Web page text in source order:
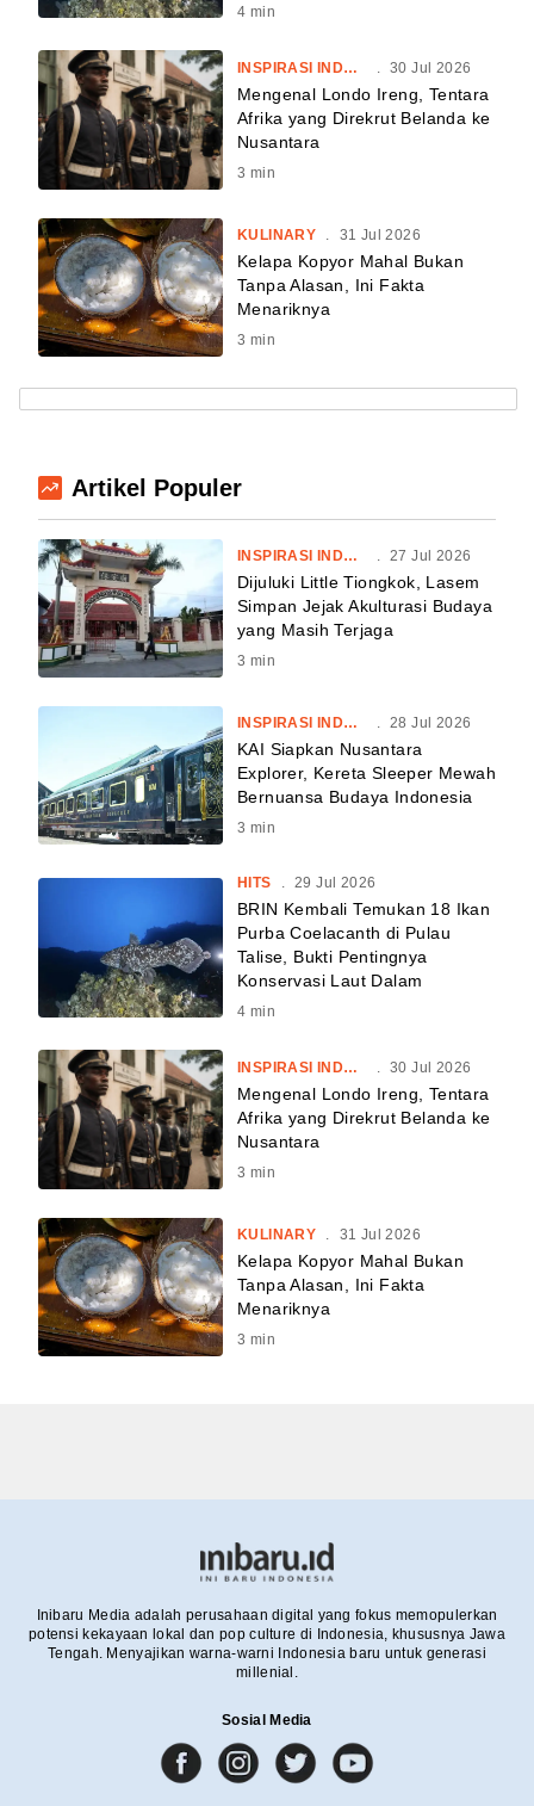
4 min
INSPIRASI INDONESIA 30 Jul 2026
Mengenal Londo Ireng, Tentara
Afrika yang Direkrut Belanda ke
Nusantara
3 min
KULINARY 31 Jul 2026
Kelapa Kopyor Mahal Bukan
Tanpa Alasan, Ini Fakta
Menariknya
3 min
Artikel Populer
INSPIRASI INDONESIA . 27 Jul 2026
Dijuluki Little Tiongkok, Lasem
Simpan Jejak Akulturasi Budaya
yang Masih Terjaga
3 min
INSPIRASI INDONESIA . 28 Jul 2026
KAI Siapkan Nusantara
Explorer, Kereta Sleeper Mewah
Bernuansa Budaya Indonesia
3 min
HITS . 29 Jul 2026
BRIN Kembali Temukan 18 Ikan
Purba Coelacanth di Pulau
Talise, Bukti Pentingnya
Konservasi Laut Dalam
4 min
INSPIRASI INDONESIA 30 Jul 2026
Mengenal Londo Ireng, Tentara
Afrika yang Direkrut Belanda ke
Nusantara
3 min
KULINARY 31 Jul 2026
Kelapa Kopyor Mahal Bukan
Tanpa Alasan, Ini Fakta
Menariknya
3 min
Inibaru Media adalah perusahaan digital yang fokus memopulerkan
potensi kekayaan lokal dan pop culture di Indonesia, khususnya Jawa
Tengah. Menyajikan warna-warni Indonesia baru untuk generasi
millenial.
Sosial Media